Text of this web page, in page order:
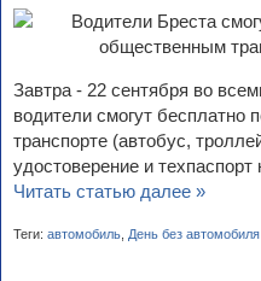
Завтра - 22 сентября во
водители смогут бесплатно
транспорте (автобус,
удостоверение и техпаспорт
Читать статью далее »
Теги: автомобиль День без автомобиля